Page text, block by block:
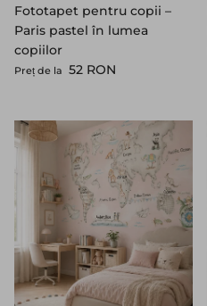
Fototapet pentru copii –
Paris pastel în lumea
copiilor
Preț standard
Preț de la 52 RON